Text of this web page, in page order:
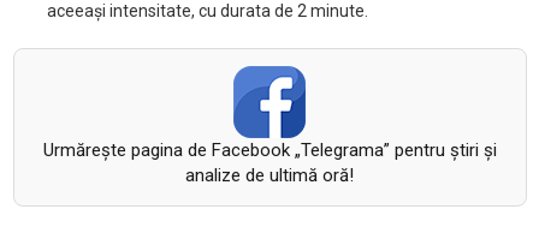
aceeași intensitate, cu durata de 2 minute.
Urmăreşte pagina de Facebook „Telegrama” pentru ştiri şi
analize de ultimă oră!